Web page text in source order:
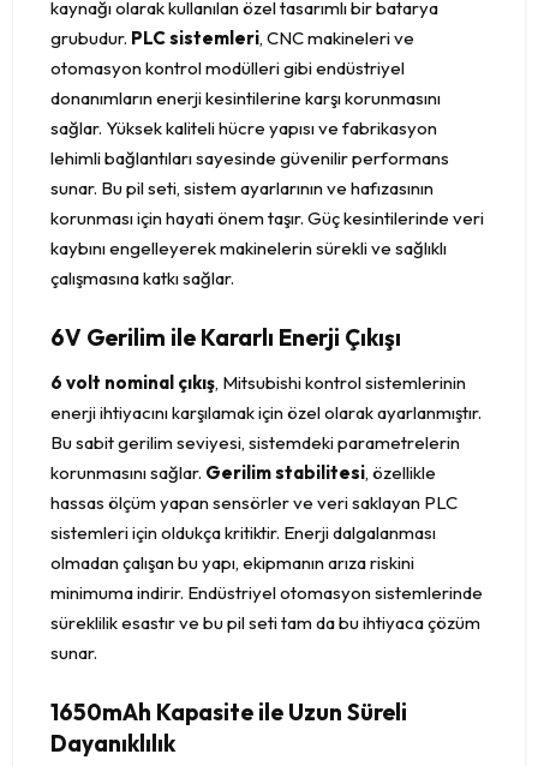
kaynağı olarak kullanılan özel tasarımlı bir batarya
grubudur. PLC sistemleri, CNC makineleri ve
otomasyon kontrol modülleri gibi endüstriyel
donanımların enerji kesintilerine karşı korunmasını
sağlar. Yüksek kaliteli hücre yapısı ve fabrikasyon
lehimli bağlantıları sayesinde güvenilir performans
sunar. Bu pil seti, sistem ayarlarının ve hafızasının
korunması için hayati önem taşır. Güç kesintilerinde veri
kaybını engelleyerek makinelerin sürekli ve sağlıklı
çalışmasına katkı sağlar.
6V Gerilim ile Kararlı Enerji Çıkışı
6 volt nominal çıkış, Mitsubishi kontrol sistemlerinin
enerji ihtiyacını karşılamak için özel olarak ayarlanmıştır.
Bu sabit gerilim seviyesi, sistemdeki parametrelerin
korunmasını sağlar. Gerilim stabilitesi, özellikle
hassas ölçüm yapan sensörler ve veri saklayan PLC
sistemleri için oldukça kritiktir. Enerji dalgalanması
olmadan çalışan bu yapı, ekipmanın arıza riskini
minimuma indirir. Endüstriyel otomasyon sistemlerinde
süreklilik esastır ve bu pil seti tam da bu ihtiyaca çözüm
sunar.
1650mAh Kapasite ile Uzun Süreli
Dayanıklılık